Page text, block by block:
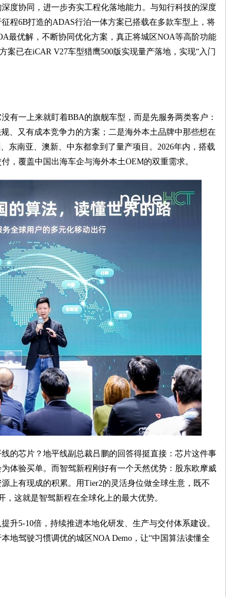
度协同，进一步夯实工程化落地能力。与知行科技的深度
程6B打造的ADAS行泊一体方案已搭载在多款车型上，将
最优解，不断协同优化方案，真正将城区NOA等高阶功能
案已在iCAR V27车型猎鹰500版实现量产落地，实现“入门
有一上来就盯着BBA的旗舰车型，而是先服务两类客户：
、又有成本竞争力的方案；二是海外本土品牌中那些想在
东南亚、澳新、中东都拿到了量产项目。2026年内，搭载
，覆盖中国出海车企与海外本土OEM的双重需求。
的芯片？地平线副总裁吕鹏的回答得挺直接：芯片这件事
体验买单。而智驾新程刚好有一个天然优势：股东欧摩威
上有现成的积累。用Tier2的灵活身位做全球生意，既不
这就是智驾新程在全球化上的最大优势。
升5-10倍，持续推进本地化研发、生产与交付体系建设。
地驾驶习惯调优的城区NOA Demo，让“中国算法读懂全